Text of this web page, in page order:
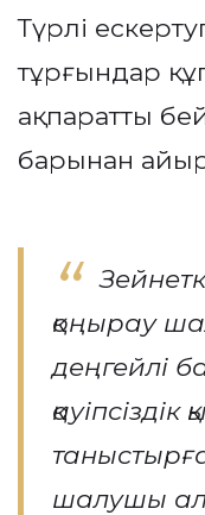
Түрлі
тұрғындар
ақпаратты
барынан
қоңырау
деңгейлі
қауіпсіздік
шалушы